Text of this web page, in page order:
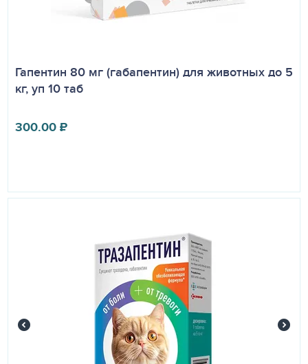
Гапентин 80 мг (габапентин) для животных до 5
кг, уп 10 таб
300.00₽